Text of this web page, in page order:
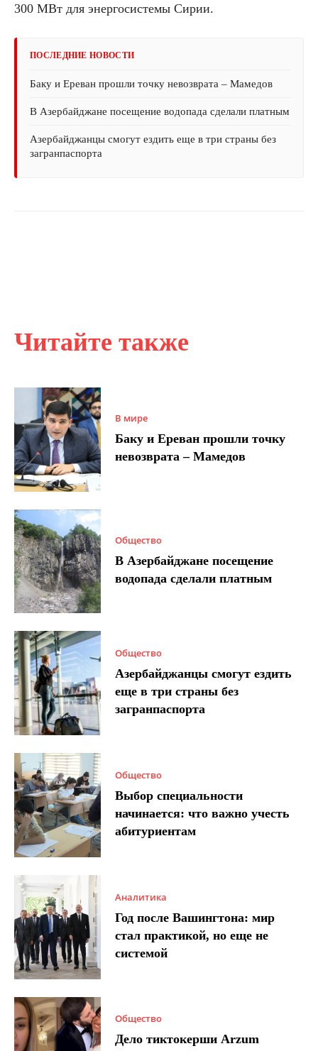
Читайте также
В мире
Баку и Ереван прошли точку
невозврата – Мамедов
Общество
В Азербайджане посещение
водопада сделали платным
Общество
Азербайджанцы смогут ездить
еще в три страны без
загранпаспорта
Общество
Выбор специальности
начинается: что важно учесть
абитуриентам
Аналитика
Год после Вашингтона: мир
стал практикой, но еще не
системой
Общество
Дело тиктокерши Arzum
300 МВт для энергосистемы Сирии.
ПОСЛЕДНИЕ НОВОСТИ
Баку и Ереван прошли точку невозврата – Мамедов
В Азербайджане посещение водопада сделали платным
Азербайджанцы смогут ездить еще в три страны без
загранпаспорта